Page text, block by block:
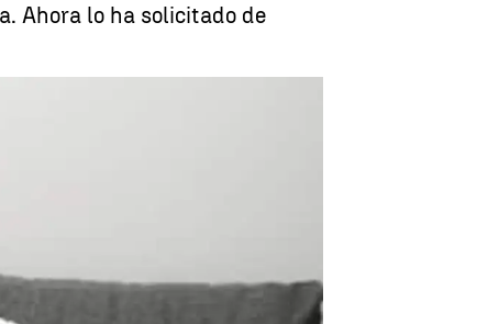
Ahora lo ha solicitado de